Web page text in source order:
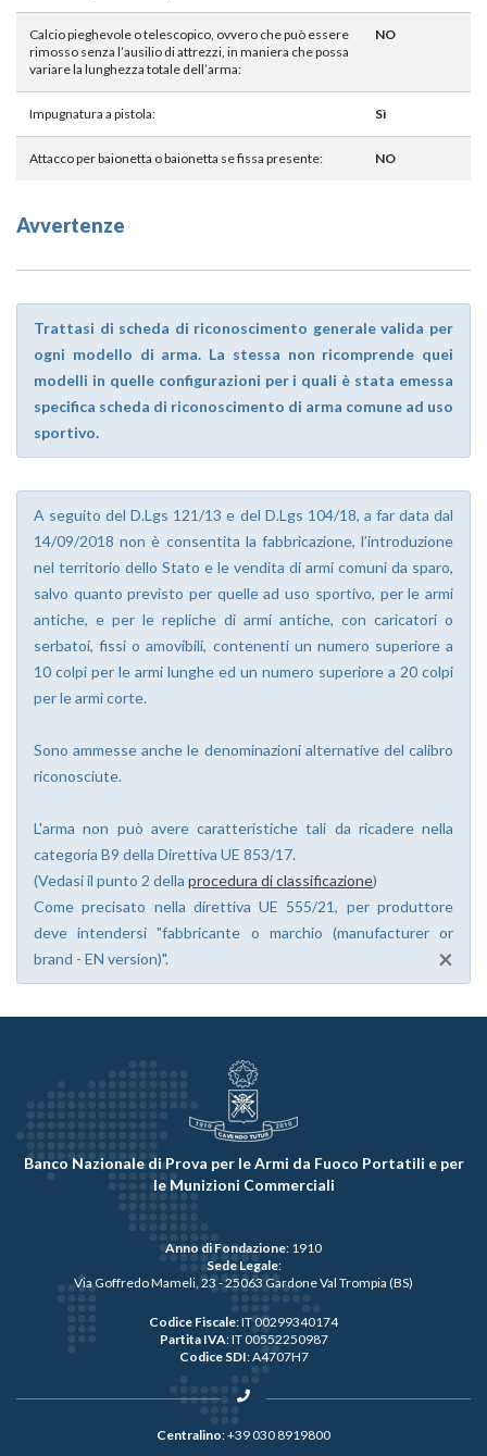
Calcio pieghevole o telescopico, ovvero che può essere
rimosso senza l’ausilio di attrezzi, in maniera che possa
variare la lunghezza totale dell’arma:
NO
Impugnatura a pistola: Sì
Attacco per baionetta o baionetta se fissa presente: NO
Avvertenze
Trattasi di scheda di riconoscimento generale valida per
ogni modello di arma. La stessa non ricomprende quei
modelli in quelle configurazioni per i quali è stata emessa
specifica scheda di riconoscimento di arma comune ad uso
sportivo.
A seguito del D.Lgs 121/13 e del D.Lgs 104/18, a far data dal
14/09/2018 non è consentita la fabbricazione, l’introduzione
nel territorio dello Stato e le vendita di armi comuni da sparo,
salvo quanto previsto per quelle ad uso sportivo, per le armi
antiche, e per le repliche di armi antiche, con caricatori o
serbatoi, fissi o amovibili, contenenti un numero superiore a
10 colpi per le armi lunghe ed un numero superiore a 20 colpi
per le armi corte.
Sono ammesse anche le denominazioni alternative del calibro
riconosciute.
L'arma non può avere caratteristiche tali da ricadere nella
categoria B9 della Direttiva UE 853/17.
(Vedasi il punto 2 della procedura di classificazione)
Come precisato nella direttiva UE 555/21, per produttore
deve intendersi "fabbricante o marchio (manufacturer or
brand - EN version)".
×
Banco Nazionale di Prova per le Armi da Fuoco Portatili e per
le Munizioni Commerciali
Anno di Fondazione: 1910
Sede Legale:
Via Goffredo Mameli, 23 - 25063 Gardone Val Trompia (BS)
Codice Fiscale: IT 00299340174
Partita IVA: IT 00552250987
Codice SDI: A4707H7
Centralino:+39 030 8919800